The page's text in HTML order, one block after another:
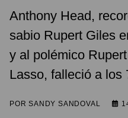
Anthony Head,
sabio Rupert Giles
y al polémico
Lasso, falleció a los
PORSANDY SANDOVAL